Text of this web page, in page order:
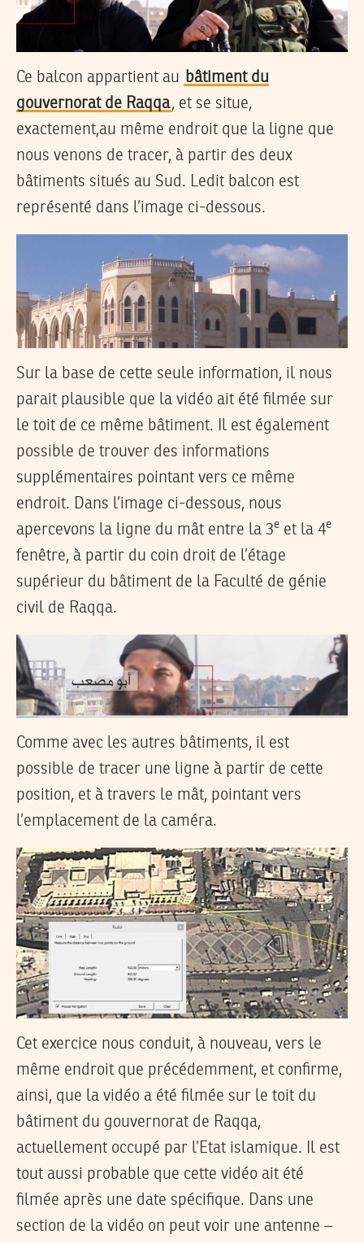
Ce balcon appartient au bâtiment du
gouvernorat de Raqqa, et se situe,
exactement,au même endroit que la ligne que
nous venons de tracer, à partir des deux
bâtiments situés au Sud. Ledit balcon est
représenté dans l’image ci-dessous.
Sur la base de cette seule information, il nous
parait plausible que la vidéo ait été filmée sur
le toit de ce même bâtiment. Il est également
possible de trouver des informations
supplémentaires pointant vers ce même
endroit. Dans l’image ci-dessous, nous
apercevons la ligne du mât entre la 3e et la 4e
fenêtre, à partir du coin droit de l’étage
supérieur du bâtiment de la Faculté de génie
civil de Raqqa.
Comme avec les autres bâtiments, il est
possible de tracer une ligne à partir de cette
position, et à travers le mât, pointant vers
l’emplacement de la caméra.
Cet exercice nous conduit, à nouveau, vers le
même endroit que précédemment, et confirme,
ainsi, que la vidéo a été filmée sur le toit du
bâtiment du gouvernorat de Raqqa,
actuellement occupé par l’Etat islamique. Il est
tout aussi probable que cette vidéo ait été
filmée après une date spécifique. Dans une
section de la vidéo on peut voir une antenne –